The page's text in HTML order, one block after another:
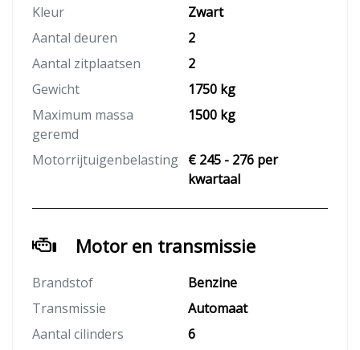
Kleur
Zwart
Aantal deuren
2
Aantal zitplaatsen
2
Gewicht
1750 kg
Maximum massa
geremd
1500 kg
Motorrijtuigenbelasting € 245 - 276 per
kwartaal
Motor en transmissie
Brandstof
Benzine
Transmissie
Automaat
Aantal cilinders
6